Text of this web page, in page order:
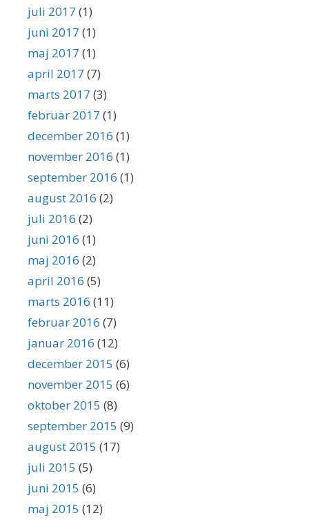
juli 2017 (1)
juni 2017 (1)
maj 2017 (1)
april 2017 (7)
marts 2017 (3)
februar 2017 (1)
december 2016 (1)
november 2016 (1)
september 2016 (1)
august 2016 (2)
juli 2016 (2)
juni 2016 (1)
maj 2016 (2)
april 2016 (5)
marts 2016 (11)
februar 2016 (7)
januar 2016 (12)
december 2015 (6)
november 2015 (6)
oktober 2015 (8)
september 2015 (9)
august 2015 (17)
juli 2015 (5)
juni 2015 (6)
maj 2015 (12)